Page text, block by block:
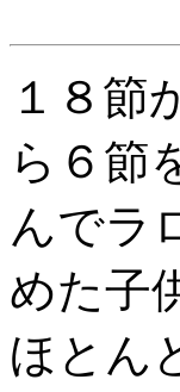
１８節
ら６節
んでラ
めた子
ほとん